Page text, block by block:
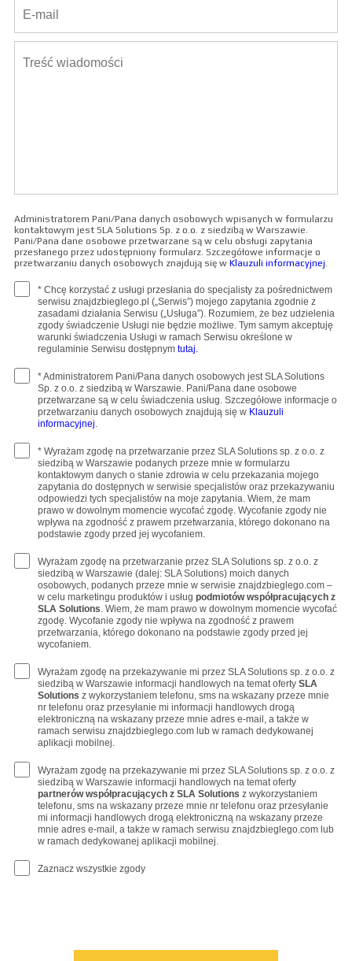
Administratorem Pani/Pana danych osobowych wpisanych w formularzu
kontaktowym jest SLA Solutions Sp. z o.o. z siedzibą w Warszawie.
Pani/Pana dane osobowe przetwarzane są w celu obsługi zapytania
przesłanego przez udostępniony formularz. Szczegółowe informacje o
przetwarzaniu danych osobowych znajdują się w Klauzuli informacyjnej.
* Chcę korzystać z usługi przesłania do specjalisty za pośrednictwem
serwisu znajdzbieglego.pl („Serwis”) mojego zapytania zgodnie z
zasadami działania Serwisu („Usługa”). Rozumiem, że bez udzielenia
zgody świadczenie Usługi nie będzie możliwe. Tym samym akceptuję
warunki świadczenia Usługi w ramach Serwisu określone w
regulaminie Serwisu dostępnym tutaj.
* Administratorem Pani/Pana danych osobowych jest SLA Solutions
Sp. z o.o. z siedzibą w Warszawie. Pani/Pana dane osobowe
przetwarzane są w celu świadczenia usług. Szczegółowe informacje o
przetwarzaniu danych osobowych znajdują się w Klauzuli
informacyjnej.
* Wyrażam zgodę na przetwarzanie przez SLA Solutions sp. z o.o. z
siedzibą w Warszawie podanych przeze mnie w formularzu
kontaktowym danych o stanie zdrowia w celu przekazania mojego
zapytania do dostępnych w serwisie specjalistów oraz przekazywaniu
odpowiedzi tych specjalistów na moje zapytania. Wiem, że mam
prawo w dowolnym momencie wycofać zgodę. Wycofanie zgody nie
wpływa na zgodność z prawem przetwarzania, którego dokonano na
podstawie zgody przed jej wycofaniem.
Wyrażam zgodę na przetwarzanie przez SLA Solutions sp. z o.o. z
siedzibą w Warszawie (dalej: SLA Solutions) moich danych
osobowych, podanych przeze mnie w serwisie znajdzbieglego.com –
w celu marketingu produktów i usług podmiotów współpracujących z
SLA Solutions. Wiem, że mam prawo w dowolnym momencie wycofać
zgodę. Wycofanie zgody nie wpływa na zgodność z prawem
przetwarzania, którego dokonano na podstawie zgody przed jej
wycofaniem.
Wyrażam zgodę na przekazywanie mi przez SLA Solutions sp. z o.o. z
siedzibą w Warszawie informacji handlowych na temat oferty SLA
Solutions z wykorzystaniem telefonu, sms na wskazany przeze mnie
nr telefonu oraz przesyłanie mi informacji handlowych drogą
elektroniczną na wskazany przeze mnie adres e-mail, a także w
ramach serwisu znajdzbieglego.com lub w ramach dedykowanej
aplikacji mobilnej.
Wyrażam zgodę na przekazywanie mi przez SLA Solutions sp. z o.o. z
siedzibą w Warszawie informacji handlowych na temat oferty
partnerów współpracujących z SLA Solutions z wykorzystaniem
telefonu, sms na wskazany przeze mnie nr telefonu oraz przesyłanie
mi informacji handlowych drogą elektroniczną na wskazany przeze
mnie adres e-mail, a także w ramach serwisu znajdzbieglego.com lub
w ramach dedykowanej aplikacji mobilnej.
Zaznacz wszystkie zgody